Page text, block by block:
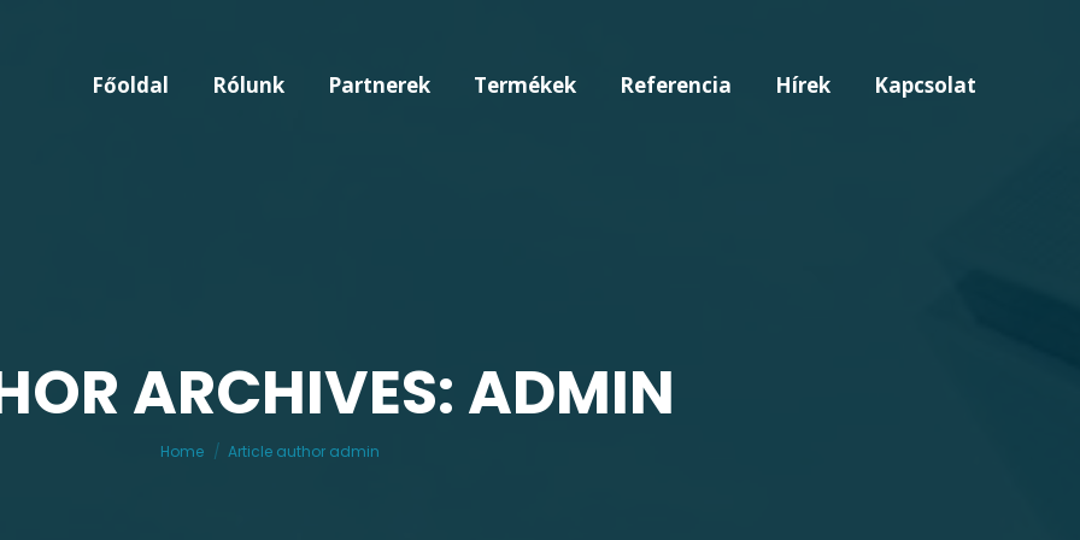
Főoldal Rólunk Partnerek Termékek Referencia Hírek Kapcsolat
ARCHIVES: ADMIN
You are here:
Home Article author admin